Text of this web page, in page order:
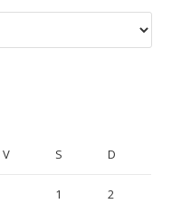
V S D
1 2